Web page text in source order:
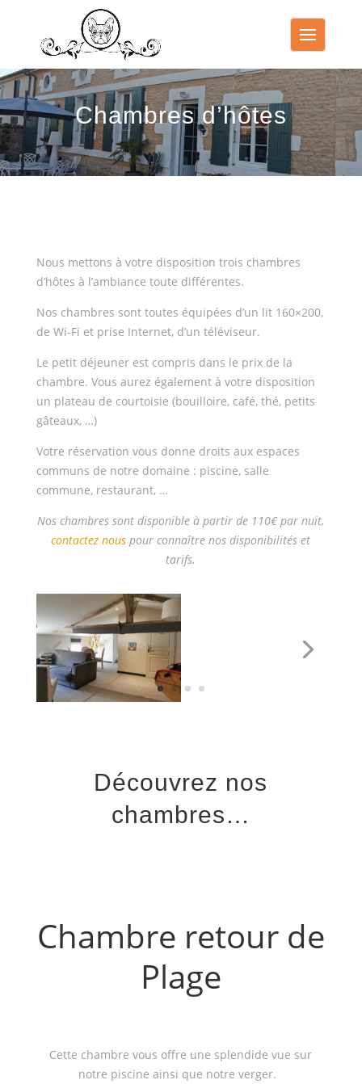
Chambres d’hôtes
Nous mettons à votre disposition trois chambres
d’hôtes à l’ambiance toute différentes.
Nos chambres sont toutes équipées d’un lit 160×200,
de Wi-Fi et prise Internet, d’un téléviseur.
Le petit déjeuner est compris dans le prix de la
chambre. Vous aurez également à votre disposition
un plateau de courtoisie (bouilloire, café, thé, petits
gâteaux, …)
Votre réservation vous donne droits aux espaces
communs de notre domaine : piscine, salle
commune, restaurant, …
Nos chambres sont disponible à partir de 110€ par nuit,
contactez nous pour connaître nos disponibilités et
tarifs.
Découvrez nos
chambres…
Chambre retour de
Plage
Cette chambre vous offre une splendide vue sur
notre piscine ainsi que notre verger.